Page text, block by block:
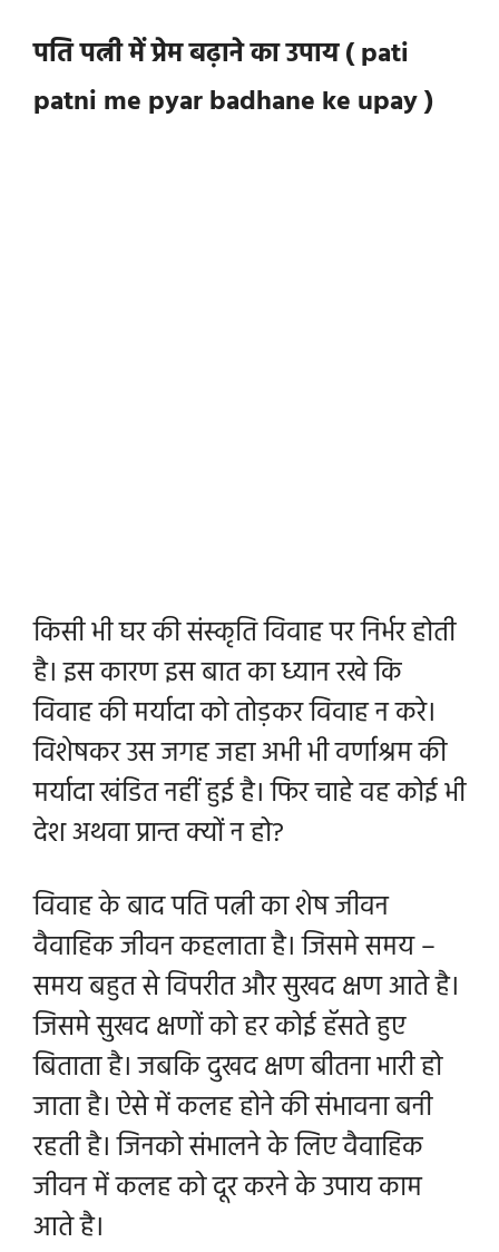
पति पत्नी में प्रेम बढ़ाने का उपाय ( pati
patni me pyar badhane ke upay )
किसी भी घर की संस्कृति विवाह पर निर्भर होती
है। इस कारण इस बात का ध्यान रखे कि
विवाह की मर्यादा को तोड़कर विवाह न करे।
विशेषकर उस जगह जहा अभी भी वर्णाश्रम की
मर्यादा खंडित नहीं हुई है। फिर चाहे वह कोई भी
देश अथवा प्रान्त क्यों न हो?
विवाह के बाद पति पत्नी का शेष जीवन
वैवाहिक जीवन कहलाता है। जिसमे समय –
समय बहुत से विपरीत और सुखद क्षण आते है।
जिसमे सुखद क्षणों को हर कोई हॅसते हुए
बिताता है। जबकि दुखद क्षण बीतना भारी हो
जाता है। ऐसे में कलह होने की संभावना बनी
रहती है। जिनको संभालने के लिए वैवाहिक
जीवन में कलह को दूर करने के उपाय काम
आते है।